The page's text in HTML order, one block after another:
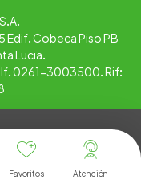
Favoritos
Atención
Edif. Cobeca Piso PB
Lucia.
0261-3003500. Rif: